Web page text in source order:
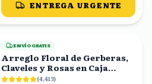
ENTREGA URGENTE
ENVÍO GRATIS
Arreglo Floral de Gerberas,
Claveles y Rosas en Caja
Blanca
(4,413)